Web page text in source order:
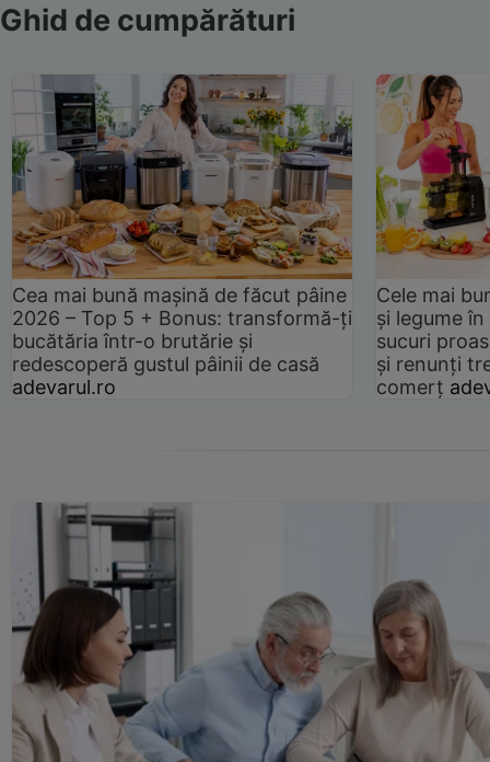
Ghid de cumpărături
Cea mai bună mașină de făcut pâine
2026 – Top 5 + Bonus: transformă-ți
bucătăria într-o brutărie și
redescoperă gustul pâinii de casă
adevarul.ro
Cele mai
și legume
sucuri
și renunți
comerț